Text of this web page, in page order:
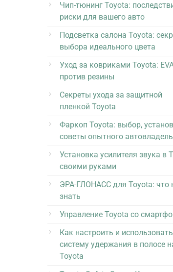
Чип-тюнинг Toyota:
риски для вашего авто
Подсветка салона Toyota:
выбора идеального цвета
Уход за ковриками Toyota:
против резины
Секреты ухода за защитной
пленкой Toyota
Фаркоп Toyota: выбор,
советы опытного
Установка усилителя звука в
своими руками
ЭРА-ГЛОНАСС для Toyota: что
знать
Управление Toyota со
Как настроить и использовать
систему удержания в полосе
Toyota